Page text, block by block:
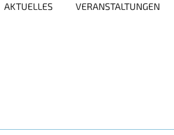
AKTUELLES VERANSTALTUNGEN